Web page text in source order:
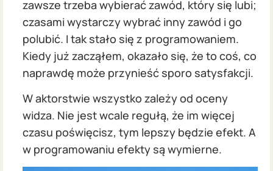
zawsze trzeba wybierać zawód, który się lubi;
czasami wystarczy wybrać inny zawód i go
polubić. I tak stało się z programowaniem.
Kiedy już zacząłem, okazało się, że to coś, co
naprawdę może przynieść sporo satysfakcji.
W aktorstwie wszystko zależy od oceny
widza. Nie jest wcale regułą, że im więcej
czasu poświęcisz, tym lepszy będzie efekt. A
w programowaniu efekty są wymierne.